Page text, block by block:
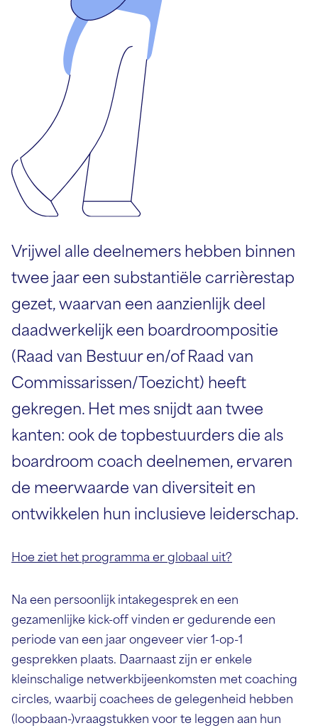
Vrijwel alle deelnemers hebben binnen
twee jaar een substantiële carrièrestap
gezet, waarvan een aanzienlijk deel
daadwerkelijk een boardroompositie
(Raad van Bestuur en/of Raad van
Commissarissen/Toezicht) heeft
gekregen. Het mes snijdt aan twee
kanten: ook de topbestuurders die als
boardroom coach deelnemen, ervaren
de meerwaarde van diversiteit en
ontwikkelen hun inclusieve leiderschap.
Hoe ziet het programma er globaal uit?
Na een persoonlijk intakegesprek en een
gezamenlijke kick-off vinden er gedurende een
periode van een jaar ongeveer vier 1-op-1
gesprekken plaats. Daarnaast zijn er enkele
kleinschalige netwerkbijeenkomsten met coaching
circles, waarbij coachees de gelegenheid hebben
(loopbaan-)vraagstukken voor te leggen aan hun